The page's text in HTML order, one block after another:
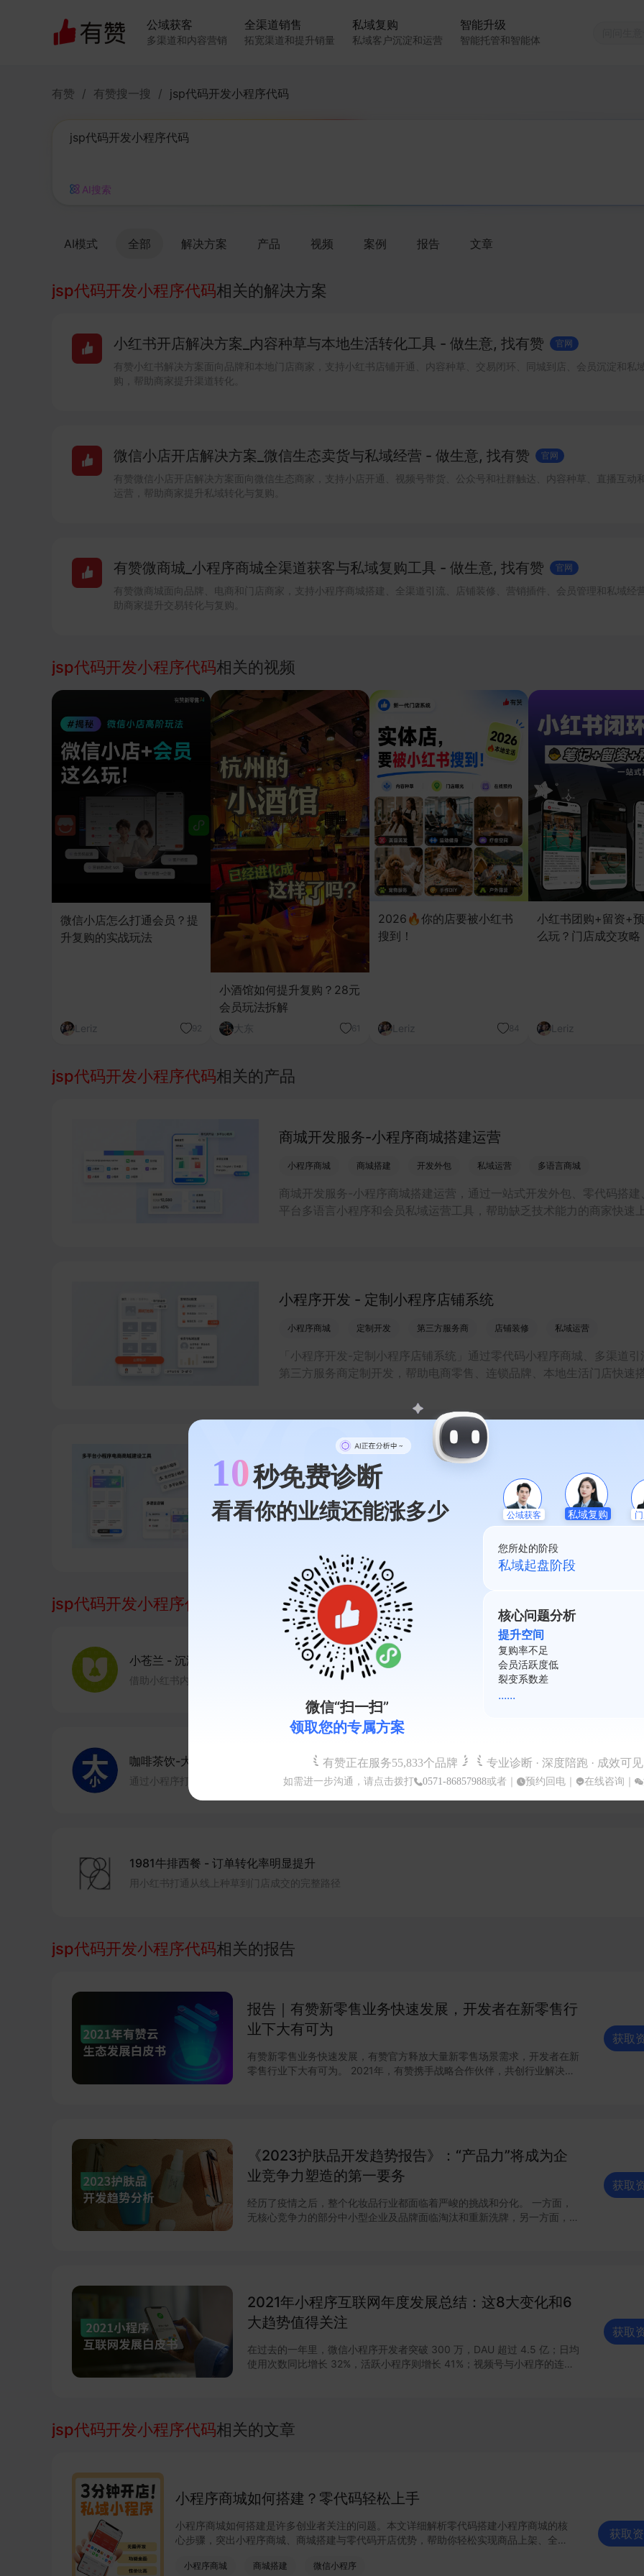
10秒免费诊断
看看你的业绩还能涨多少
微信“扫一扫”
领取您的专属方案
公域获客 私域复购
您所处的阶段
私域起盘阶段
核心问题分析
提升空间
复购率不足
会员活跃度低
裂变系数差
......
有赞正在服务55,833个品牌 专业诊断 · 深度陪跑 · 成效可见
如需进一步沟通，请点击拨打 0571-86857988或者｜ 预约回电｜ 在线咨询
公域获客
多渠道和内容营销
全渠道销售
拓宽渠道和提升销量
私域复购
私域客户沉淀和运营
智能升级
智能托管和智能体
有赞 / 有赞搜一搜 / jsp代码开发小程序代码
AI搜索
AI模式 全部 解决方案 产品 视频 案例 报告 文章
jsp代码开发小程序代码相关的解决方案
小红书开店解决方案_内容种草与本地生活转化工具 - 做生意, 找有赞 官网
有赞小红书解决方案面向品牌和本地门店商家，支持小红书店铺开通、内容种草、交易闭环、同城到店、会员沉淀和私
购，帮助商家提升渠道转化。
微信小店开店解决方案_微信生态卖货与私域经营 - 做生意, 找有赞 官网
有赞微信小店开店解决方案面向微信生态商家，支持小店开通、视频号带货、公众号和社群触达、内容种草、直播互动
运营，帮助商家提升私域转化与复购。
有赞微商城_小程序商城全渠道获客与私域复购工具 - 做生意, 找有赞 官网
有赞微商城面向品牌、电商和门店商家，支持小程序商城搭建、全渠道引流、店铺装修、营销插件、会员管理和私域经
助商家提升交易转化与复购。
jsp代码开发小程序代码相关的视频
微信小店怎么打通会员？提
升复购的实战玩法
Leriz 92
小酒馆如何提升复购？28元
会员玩法拆解
大东 61
2026🔥你的店要被小红书
搜到！
Leriz 84
小红书团购+留资+
么玩？门店成交攻略
Leriz
jsp代码开发小程序代码相关的产品
商城开发服务-小程序商城搭建运营
小程序商城 商城搭建 开发外包 私域运营 多语言商城
商城开发服务-小程序商城搭建运营，通过一站式开发外包、零代码搭建
平台多语言小程序和会员私域运营工具，帮助缺乏技术能力的商家快速
小程序开发 - 定制小程序店铺系统
小程序商城 定制开发 第三方服务商 店铺装修 私域运营
「小程序开发-定制小程序店铺系统」通过零代码小程序商城、多渠道引
第三方服务商定制开发，帮助电商零售、连锁品牌、本地生活门店快速
商城开发服务 - 多平台商城搭建
小程序商城搭建 多平台电商 多语言跨境 开发外包服务
商城开发服务-多平台商城搭建，通过一站式小程序开发外包、零代码多
开店、多语言跨境商城与私域会员运营能力，帮助零售、电商、餐饮、
等商家低成本快速上线商城，承接多渠道流量并提升复购和销售。
jsp代码开发小程序代码 相关的案例
小苍兰 - 沉淀粉丝1.5万+
借助小红书内容种草与有赞小程序承接，实现粉丝精准沉淀与私域运营转化。
咖啡茶饮-大小咖啡 门店销量月增50%
通过小程序打通线上线下，做深会员运营，实现门店持续增量。
1981牛排西餐 - 订单转化率明显提升
用小红书打通从线上种草到门店成交的完整路径
jsp代码开发小程序代码相关的报告
报告｜有赞新零售业务快速发展，开发者在新零售⾏
业下⼤有可为
有赞新零售业务快速发展，有赞官⽅释放⼤量新零售场景需求，开发者在新
零售⾏业下⼤有可为。 2021年，有赞携⼿战略合作伙伴，共创⾏业解决⽅
⻓40%+。 2021年，有赞云PaaS开发平台焕新升级，重磅发布“云开发”和
“云连接”，助⼒开发者效率百倍提升。
获取
《2023护肤品开发趋势报告》：“产品力”将成为企
业竞争力塑造的第一要务
经历了疫情之后，整个化妆品行业都面临着严峻的挑战和分化。 一方面，
无核心竞争力的部分中小型企业及品牌面临淘汰和重新洗牌，另一方面，头
高的趋势下，“产品力”必将成为企业竞争力塑造的第一要务。 针对产品力的
打造和对市场趋势的洞察，我们总结了2023年新品开发的六大趋势，并对
相关的新品开发启示进行解读。点击查看完整报告了解更多～
获取
2021年小程序互联网年度发展总结：这8大变化和6
大趋势值得关注
在过去的一年里，微信小程序开发者突破 300 万，DAU 超过 4.5 亿；日均
使用次数同比增长 32%，活跃小程序则增长 41%；视频号与小程序的连接
系列调整揭开了其作为独立生态发展的新篇章，小程序与公众号、视频号、
企业微信的互联互通，扩展“闭环思维“至“节点思维”，营销场景和营销方法
项升级，助力商家数字化运营、降本增效。
获取
jsp代码开发小程序代码相关的文章
小程序商城如何搭建？零代码轻松上手
小程序商城如何搭建是许多创业者关注的问题。本文详细解析零代码搭建小程序商城的核
心步骤，突出小程序商城、商城搭建与零代码开店优势，帮助你轻松实现商品上架、全渠
小程序商城 商城搭建 微信小程序
获取